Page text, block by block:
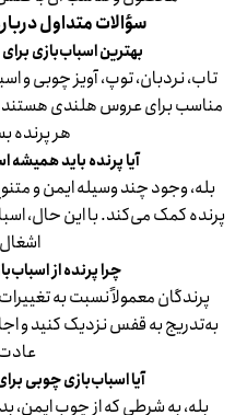
سؤالات متداول
بهترین اسباب‌بازی
تاب، نردبان، توپ، آویز چوبی و
مناسب برای عروس هلندی
هر پرنده
آیا پرنده باید همیشه
بله، وجود چند وسیله ایمن و
پرنده کمک می‌کند. با این حال،
چرا پرنده از
پرندگان معمولاً نسبت به
به‌تدریج به قفس نزدیک کنید و
آیا اسباب‌بازی چوبی
بله، به شرطی که از چوب